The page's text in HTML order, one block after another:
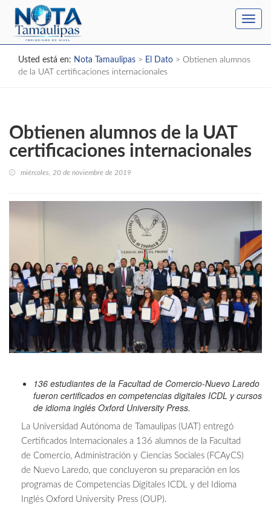
Usted está en: Nota Tamaulipas > El Dato > Obtienen alumnos
de la UAT certificaciones internacionales
Obtienen alumnos de la UAT
certificaciones internacionales
miércoles, 20 de noviembre de 2019
136 estudiantes de la Facultad de Comercio-Nuevo Laredo
fueron certificados en competencias digitales ICDL y cursos
de idioma inglés Oxford University Press.
La Universidad Autónoma de Tamaulipas (UAT) entregó
Certificados Internacionales a 136 alumnos de la Facultad
de Comercio, Administración y Ciencias Sociales (FCAyCS)
de Nuevo Laredo, que concluyeron su preparación en los
programas de Competencias Digitales ICDL y del Idioma
Inglés Oxford University Press (OUP).